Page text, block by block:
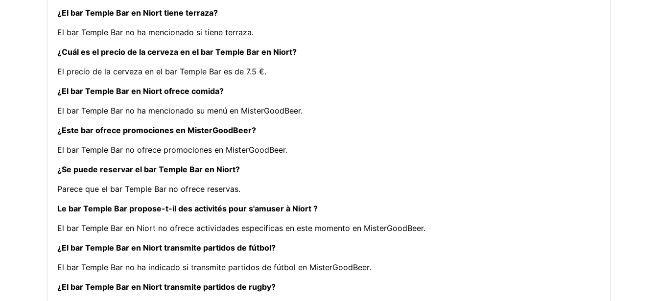
¿El bar Temple Bar en Niort tiene terraza?
El bar Temple Bar no ha mencionado si tiene terraza.
¿Cuál es el precio de la cerveza en el bar Temple Bar en Niort?
El precio de la cerveza en el bar Temple Bar es de 7.5 €.
¿El bar Temple Bar en Niort ofrece comida?
El bar Temple Bar no ha mencionado su menú en MisterGoodBeer.
¿Este bar ofrece promociones en MisterGoodBeer?
El bar Temple Bar no ofrece promociones en MisterGoodBeer.
¿Se puede reservar el bar Temple Bar en Niort?
Parece que el bar Temple Bar no ofrece reservas.
Le bar Temple Bar propose-t-il des activités pour s'amuser à Niort ?
El bar Temple Bar en Niort no ofrece actividades específicas en este momento en MisterGoodBeer.
¿El bar Temple Bar en Niort transmite partidos de fútbol?
El bar Temple Bar no ha indicado si transmite partidos de fútbol en MisterGoodBeer.
¿El bar Temple Bar en Niort transmite partidos de rugby?